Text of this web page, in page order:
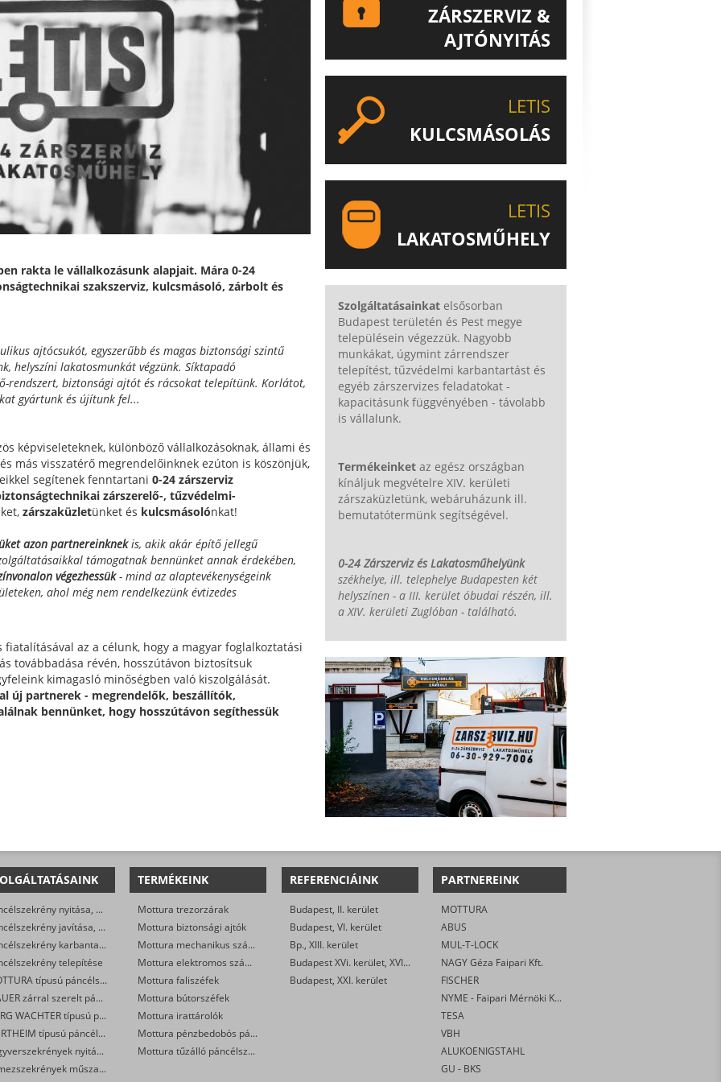
rakta le vállalkozásunk alapjait. Mára 0-24
szakszerviz, kulcsmásoló, zárbolt és
ajtócsukót, egyszerűbb és magas biztonsági szintű
helyszíni lakatosmunkát végzünk. Síktapadó
rendszert, biztonsági ajtót és rácsokat telepítünk. Korlátot,
gyártunk és újítunk fel...
képviseleteknek, különböző vállalkozásoknak, állami és
más visszatérő megrendelőinknek ezúton is köszönjük,
segítenek fenntartani 0-24 zárszerviz
zárszerelő-, tűzvédelmi-
zárszaküzletünket és kulcsmásolónkat!
azon partnereinknekis, akik akár építő jellegű
támogatnak bennünket annak érdekében,
végezhessük- mind az alaptevékenységeink
ahol még nem rendelkezünk évtizedes
fiatalításával az a célunk, hogy a magyar foglalkoztatási
továbbadása révén, hosszútávon biztosítsuk
kimagasló minőségben való kiszolgálását.
új partnerek - megrendelők, beszállítók,
bennünket, hogy hosszútávon segíthessük
ZÁRSZERVIZ &
AJTÓNYITÁS
ISMERJE MEG EGYEDÜLÁLLÓ
SZOLGÁLTATÁSUNKAT!
LETIS
KULCSMÁSOLÁS
LETIS
LAKATOSMŰHELY
Szolgáltatásainkat elsősorban
Budapest területén és Pest megye
településein végezzük. Nagyobb
munkákat, úgymint zárrendszer
telepítést, tűzvédelmi karbantartást és
egyéb zárszervizes feladatokat -
kapacitásunk függvényében - távolabb
is vállalunk.
Termékeinket az egész országban
kínáljuk megvételre XIV. kerületi
zárszaküzletünk, webáruházunk ill.
bemutatótermünk segítségével.
0-24 Zárszerviz és Lakatosműhelyünk
székhelye, ill. telephelye Budapesten két
helyszínen - a III. kerület óbudai részén, ill.
a XIV. kerületi Zuglóban - található.
Páncélszekrény nyitása, mert nincs meg a kulcs
Páncélszekrény javítása, helyreállítása
Páncélszekrény karbantartása
telepítése
MOTTURA típusú páncélszekrények műszaki nyitása
MAUER zárral szerelt páncélszekrények nyitása
BURG WACHTER típusú páncélszekrények nyitása
WERTHEIM típusú páncélszekrények műszaki nyitása
Fegyverszekrények nyitása, szerelése
Lemezszekrények műszaki nyitása, zárcseréje, megerősítése
TERMÉKEINK
Mottura trezorzárak
Mottura biztonsági ajtók
Mottura mechanikus számkombinációs zárak
Mottura elektromos számkombinációs zárak
Mottura faliszéfek
Mottura bútorszéfek
Mottura irattárolók
Mottura pénzbedobós páncélszekrények
Mottura tűzálló páncélszekrények
REFERENCIÁINK
Budapest, II. kerület
Budapest, VI. kerület
Bp., XIII. kerület
Budapest XVi. kerület, XVI. kerület
Budapest, XXI. kerület
PARTNEREINK
MOTTURA
ABUS
MUL-T-LOCK
NAGY Géza Faipari Kft.
FISCHER
NYME - Faipari Mérnöki Kar
TESA
VBH
ALUKOENIGSTAHL
GU - BKS